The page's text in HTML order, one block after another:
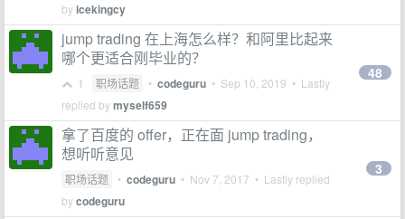
byicekingcy
jump trading 在上海怎么样？和阿里比起来
哪个更适合刚毕业的？
1 职场话题 • codeguru • Sep 10, 2019 • Lastly
replied bymyself659
48
拿了百度的 offer，正在面 jump trading，
想听听意见
职场话题 • codeguru • Nov 7, 2017 • Lastly replied
bycodeguru
3